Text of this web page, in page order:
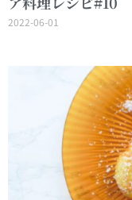
2022-06-01